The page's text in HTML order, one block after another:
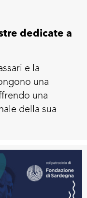
dedicate a
e la
una
una
della sua